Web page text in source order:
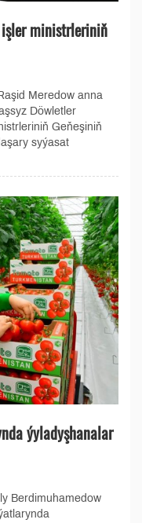
işler ministrleriniň
Meredow anna
Döwletler
Geňeşiniň
syýasat
ýyladyşhanalar
Berdimuhamedow